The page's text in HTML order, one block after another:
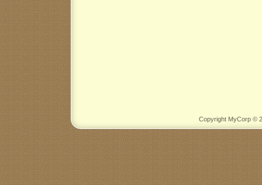
Copyright MyCorp ©